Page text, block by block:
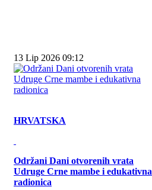
13 Lip 2026 09:12
HRVATSKA
Održani Dani otvorenih vrata
Udruge Crne mambe i edukativna
radionica